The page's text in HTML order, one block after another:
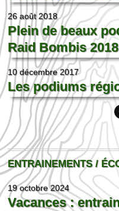
26 août 2018
Plein de beaux
Raid Bombis
10 décembre 2017
Les podiums
ENTRAINEMENTS /
19 octobre 2024
Vacances :